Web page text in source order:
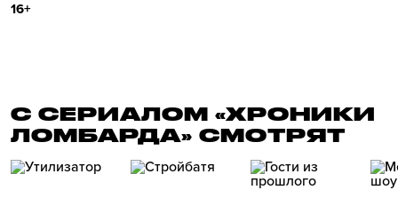
16+
С СЕРИАЛОМ «ХРОНИКИ
ЛОМБАРДА» СМОТРЯТ